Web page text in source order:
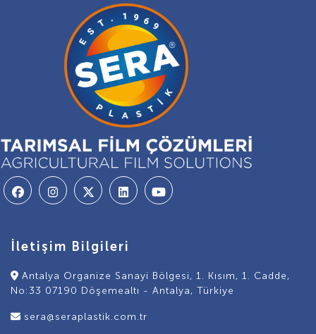
İletişim Bilgileri
Antalya Organize Sanayi Bölgesi, 1. Kısım, 1. Cadde,
No:33 07190 Döşemealtı - Antalya, Türkiye
sera@seraplastik.com.tr